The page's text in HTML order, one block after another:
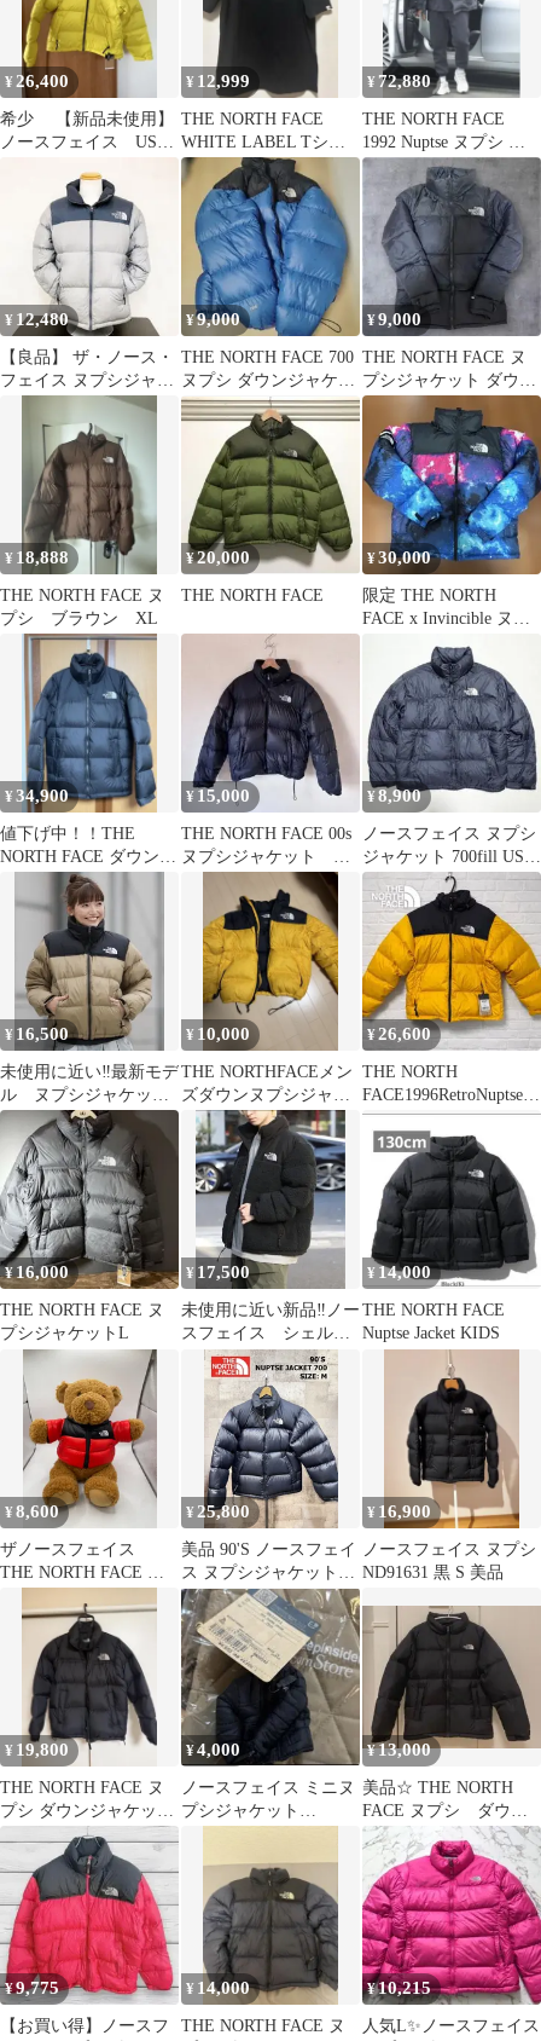
¥ 26,400
希少 【新品未使用】
ノースフェイス USヌ
¥ 12,999
THE NORTH FACE
WHITE LABEL Tシャ
ツ 黒 L
¥ 72,880
THE NORTH FACE
1992 Nuptse ヌプシ ジ
ャケット
¥ 12,480
【良品】 ザ・ノース・
フェイス ヌプシジャケ
ット メルドグレー
ND92234
¥9,000
THE NORTH FACE 700
ヌプシ ダウンジャケッ
ト
¥9,000
THE NORTH FACE ヌ
プシジャケット ダウン
ジャケット ブラック
¥ 18,888
THE NORTH FACE ヌ
プシ ブラウン XL
¥20,000
THE NORTH FACE
¥30,000
限定 THE NORTH
FACE x Invincible ヌプ
¥34,900
値下げ中！！THE
NORTH FACE ダウンジ
ャケット ヌプシジャケ
ット
¥ 15,000
THE NORTH FACE 00s
ヌプシジャケット バ
ングラディシュ製
¥8,900
ノースフェイス ヌプシ
ジャケット 700fill US規
格 L 90s
¥ 16,500
未使用に近い‼️最新モデ
ル ヌプシジャケッ
ト ブラック×クラシ
ックカーキ
¥ 10,000
THE NORTHFACEメン
ズダウンヌプシジャケ
ット
¥26,600
THE NORTH
FACE1996RetroNuptseJa
cket M
¥16,000
THE NORTH FACE ヌ
プシジャケットL
¥ 17,500
未使用に近い新品‼️ノー
スフェイス シェルパ
ヌプシジャケット ブ
ラック S
¥ 14,000
THE NORTH FACE
Nuptse Jacket KIDS
¥8,600
ザノースフェイス
THE NORTH FACE テ
ケット 30周年 完売
¥ 25,800
美品 90'S ノースフェイ
ス ヌプシジャケット
700 ブラック M THE
NORTH FACE ダウンジ
ャケット NUPTSE
JACKET
¥ 16,900
ノースフェイス ヌプシ
ND91631 黒 S 美品
¥ 19,800
THE NORTH FACE ヌ
プシ ダウンジャケット
ブラック S
¥4,000
ノースフェイス ミニヌ
プシジャケット
¥13,000
美品☆ THE NORTH
FACE ヌプシ ダウン
ジャケット 黒 150
¥9,775
【お買い得】ノースフ
¥ 14,000
THE NORTH FACE ヌ
¥10,215
人気L​✨️ノースフェイス